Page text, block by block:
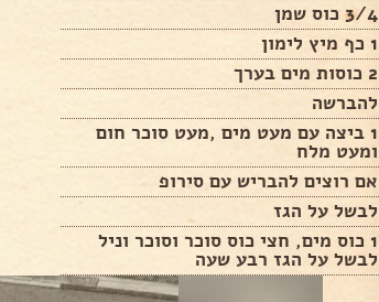
3/4 כוס שמן
1 כף מיץ לימון
2 כוסות מים בערך
להברשה
1 ביצה עם מעט מים ,מעט סוכר חום
ומעט מלח
אם רוצים להבריש עם סירופ
לבשל על הגז
1 כוס מים, חצי כוס סוכר וסוכר וניל
לבשל על הגז רבע שעה